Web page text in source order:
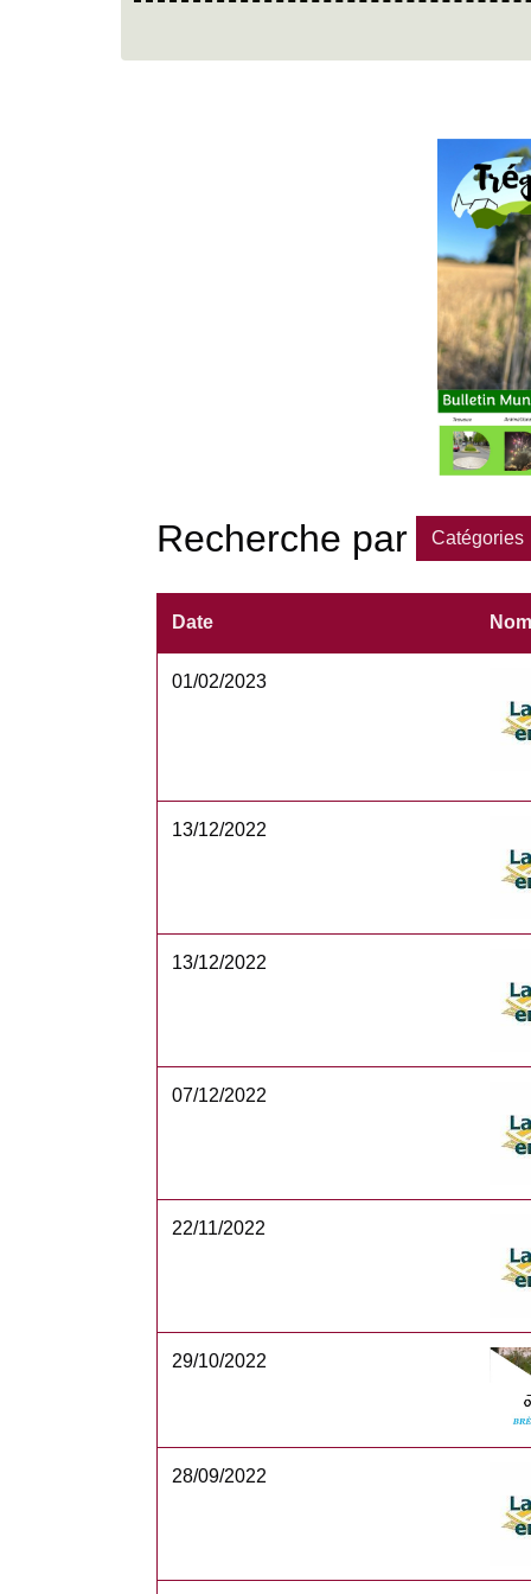
Recherche par Catégories
Date Nom
01/02/2023
13/12/2022
13/12/2022
07/12/2022
22/11/2022
29/10/2022
28/09/2022